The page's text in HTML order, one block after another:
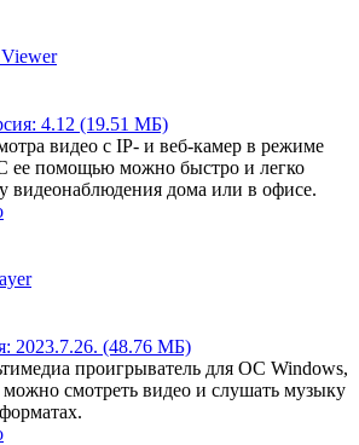
4.12 (19.51 МБ)
видео с IP- и веб-камер в режиме
ее помощью можно быстро и легко
видеонаблюдения дома или в офисе.
2023.7.26. (48.76 МБ)
проигрыватель для ОС Windows,
смотреть видео и слушать музыку